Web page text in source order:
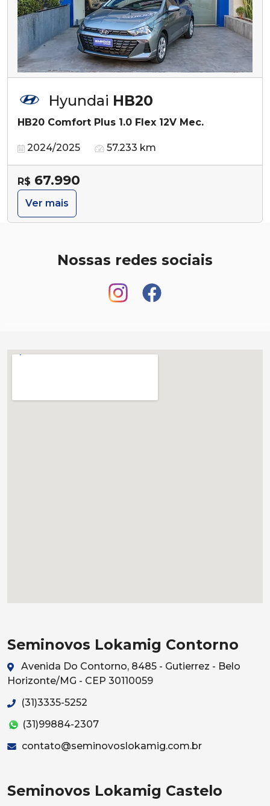
Hyundai HB20
HB20 Comfort Plus 1.0 Flex 12V Mec.
2024/2025 57.233 km
R$ 67.990
Ver mais
Nossas redes sociais
Seminovos Lokamig Contorno
Avenida Do Contorno, 8485 - Gutierrez - Belo
Horizonte/MG - CEP 30110059
(31)3335-5252
(31)99884-2307
contato@seminovoslokamig.com.br
Seminovos Lokamig Castelo